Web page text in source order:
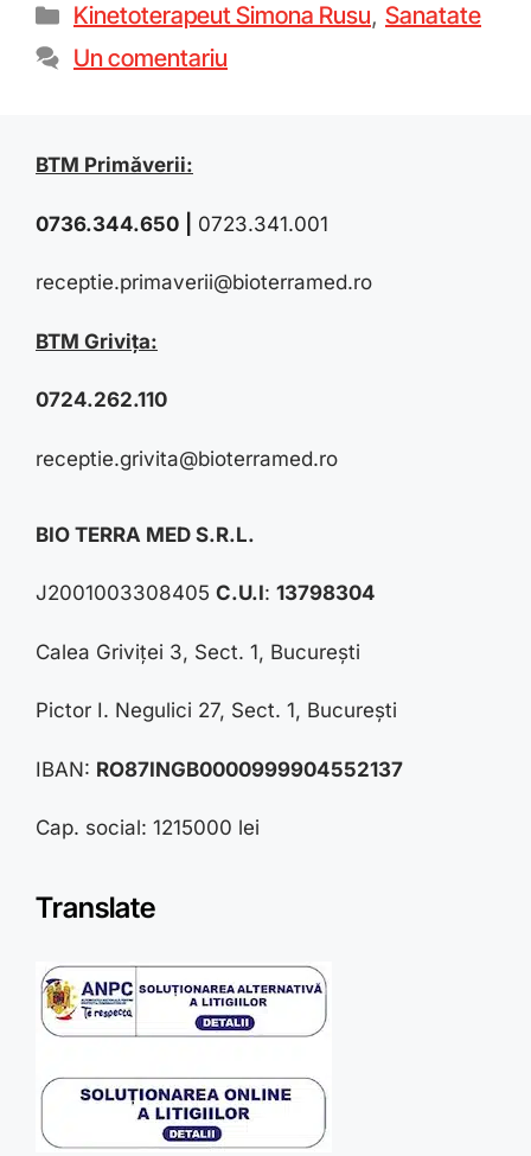
Kinetoterapeut Simona Rusu, Sanatate
Un comentariu
BTM Primăverii:
0736.344.650 0723.341.001
receptie.primaverii@bioterramed.ro
BTM Grivița:
0724.262.110
receptie.grivita@bioterramed.ro
BIO TERRA MED S.R.L.
J2001003308405 C.U.I: 13798304
Calea Griviței 3, Sect. 1, București
Pictor I. Negulici 27, Sect. 1, București
IBAN: RO87INGB0000999904552137
Cap. social: 1215000 lei
Translate